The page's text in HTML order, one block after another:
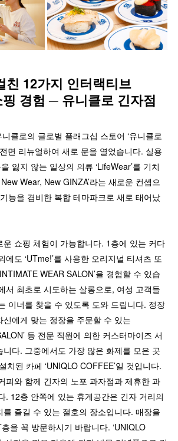
친 12가지 인터랙티브
경험 ─ 유니클로 긴자점
클로의 글로벌 플래그십 스토어 ‘유니클로
면 리뉴얼하여 새로 문을 열었습니다. 실용
잃지 않는 일상의 의류 ‘LifeWear’를 기치
Wear, New GINZA’라는 새로운 컨셉으
능을 겸비한 복합 테마파크로 새로 태어났
운 쇼핑 체험이 가능합니다. 1층에 있는 커다
에도 ‘UTme!’를 사용한 오리지널 티셔츠 또
WEAR SALON’을 경험할 수 있습
서 최초로 시도하는 살롱으로, 여성 고객들
이너를 찾을 수 있도록 도와 드립니다. 정장
에게 맞는 정장을 주문할 수 있는
등 전문 직원에 의한 커스터마이즈 서
니다. 그중에서도 가장 많은 화제를 모은 곳
치된 카페 ‘UNIQLO COFFEE’일 것입니다.
피와 함께 긴자의 노포 과자점과 제휴한 과
. 12층 안쪽에 있는 휴게공간은 긴자 거리의
를 즐길 수 있는 절호의 장소입니다. 매장을
을 꼭 방문하시기 바랍니다. ‘UNIQLO